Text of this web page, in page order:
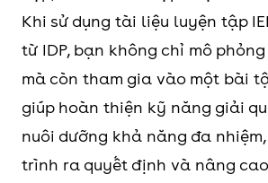
Khi sử dụng tài liệu luyện tập
từ IDP, bạn không chỉ mô
mà còn tham gia vào một bài
giúp hoàn thiện kỹ năng giải
nuôi dưỡng khả năng đa
trình ra quyết định và nâng